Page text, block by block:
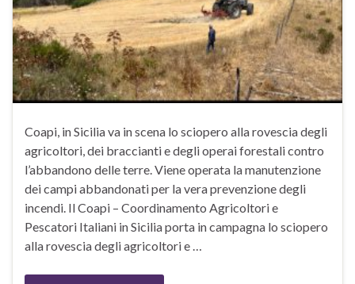
Coapi, in Sicilia va in scena lo sciopero alla rovescia degli
agricoltori, dei braccianti e degli operai forestali contro
l’abbandono delle terre. Viene operata la manutenzione
dei campi abbandonati per la vera prevenzione degli
incendi. Il Coapi – Coordinamento Agricoltori e
Pescatori Italiani in Sicilia porta in campagna lo sciopero
alla rovescia degli agricoltori e …